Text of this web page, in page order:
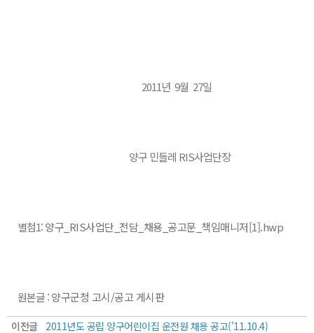
2011년 9월 27일
양구 민들레 RIS사업단장
별첨1:양구_RIS사업단_전담_채용_공고문_책임매니저[1].hwp
원본글 :양구군청 고시/공고 게시판
이전글 2011년도 공립 양구어린이집 운전원 채용 공고('11.10.4)